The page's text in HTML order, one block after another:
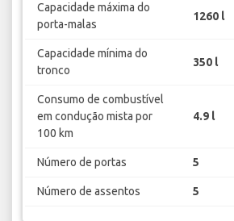
Capacidade máxima do
porta-malas
1260 l
Capacidade mínima do
tronco
350 l
Consumo de combustível
em condução mista por
100 km
4.9 l
Número de portas 5
Número de assentos 5